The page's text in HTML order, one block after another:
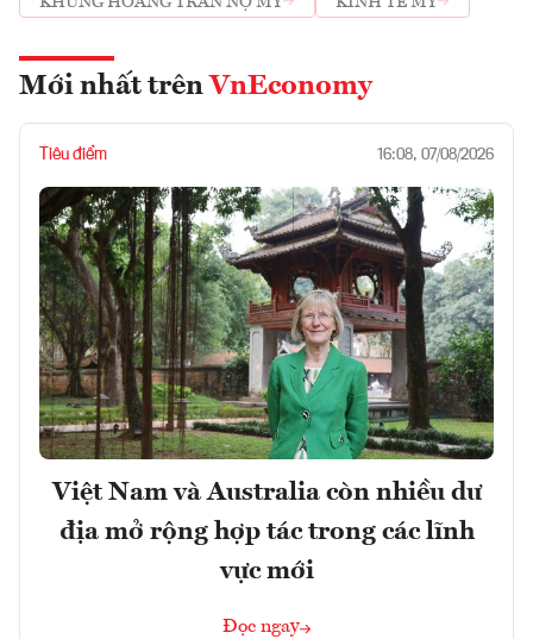
Mới nhất trên VnEconomy
Tiêu điểm 16:08, 07/08/2026
Việt Nam và Australia còn nhiều dư
địa mở rộng hợp tác trong các lĩnh
vực mới
Đọc ngay